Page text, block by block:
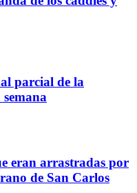
parcial de la
eran arrastradas por
de San Carlos